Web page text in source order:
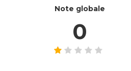
Note globale
0